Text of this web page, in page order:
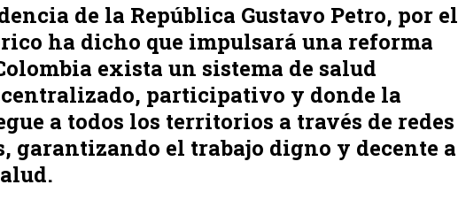
de la República Gustavo Petro, por el
ha dicho que impulsará una reforma
exista un sistema de salud
participativo y donde la
a todos los territorios a través de redes
garantizando el trabajo digno y decente a